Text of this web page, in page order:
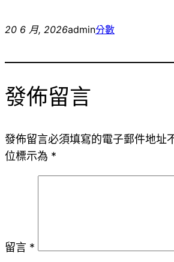
20 6 月, 2026admin分數
發佈留言
發佈留言必須填寫的電子郵件地址
位標示為 *
留言 *